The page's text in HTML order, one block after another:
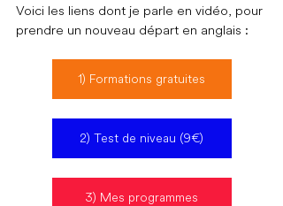
Voici les liens dont je parle en vidéo, pour
prendre un nouveau départ en anglais :
1) Formations gratuites
2) Test de niveau (9€)
3) Mes programmes